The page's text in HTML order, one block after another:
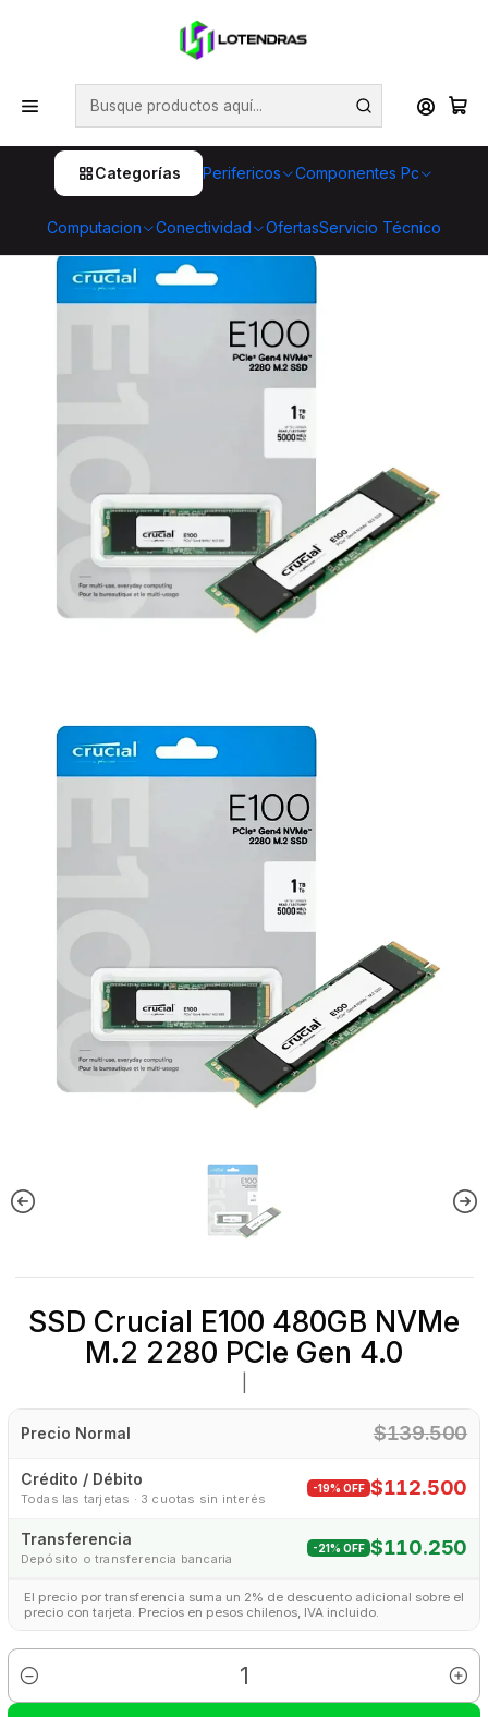
Categorías Perifericos Componentes Pc
Computacion Conectividad OfertasServicio Técnico
💥 ¡Compra HOY y retira GRATIS en tienda! 🏪🚀 Además,
aprovecha cientos de productos con Despacho Gratis 🛒📦
¡No dejes pasar esta oportunidad! 🔥
Inicio Componentes Pc
Almacenamiento
SSD unidades de estado solido
SSD Crucial E100 480GB NVMe
M.2 2280 PCIe Gen 4.0
Precio Normal $139.500
Crédito / Débito
Todas las tarjetas · 3 cuotas sin interés
-19% OFF $112.500
Transferencia
Depósito o transferencia bancaria
-21% OFF $110.250
El precio por transferencia suma un 2% de descuento adicional sobre el
precio con tarjeta. Precios en pesos chilenos, IVA incluido.
Cantidad